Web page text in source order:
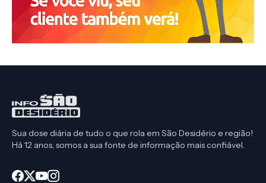
Sua dose diária de tudo o que rola em São Desidério e região!
Há 12 anos, somos a sua fonte de informação mais confiável.